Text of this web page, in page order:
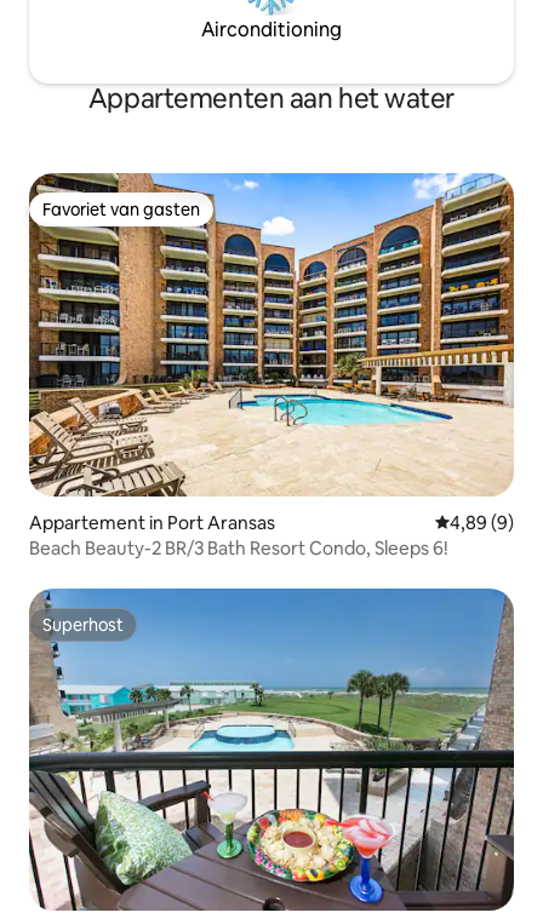
Airconditioning
Appartementen aan het water
Favoriet van gasten
Favoriet van gasten
Appartement in Port Aransas Gemiddelde
4,89 (9)
Beach Beauty-2 BR/3 Bath Resort Condo, Sleeps 6!
Superhost
Superhost